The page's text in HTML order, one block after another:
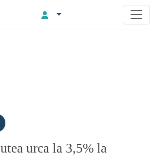
urca la 3,5% la